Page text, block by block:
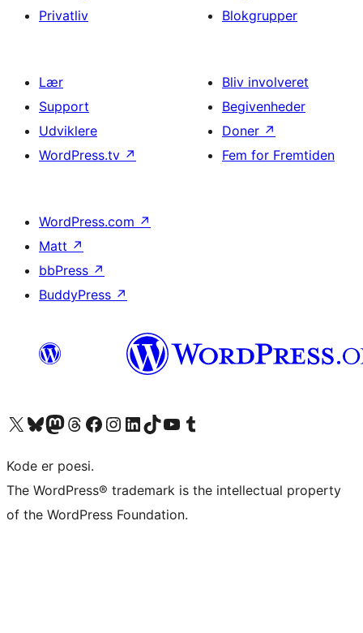
Privatliv
Blokgrupper
Lær
Support
Udviklere
WordPress.tv ↗
Bliv involveret
Begivenheder
Doner ↗
Fem for Fremtiden
WordPress.com ↗
Matt ↗
bbPress ↗
BuddyPress ↗
Besøg vores X (tidligere Twitter) konto
Besøg vores Bluesky-konto
Besøg vores Mastodon konto
Besøg vores Threads-konto
Besøg vores Facebook sideBesøg vores Instagram konto
Besøg vores LinkedIn konto
Besøg vores TikTok-konto
Besøg vores YouTube-kanalBesøg vores Tumblr-konto
Kode er poesi.
The WordPress® trademark is the intellectual property
of the WordPress Foundation.